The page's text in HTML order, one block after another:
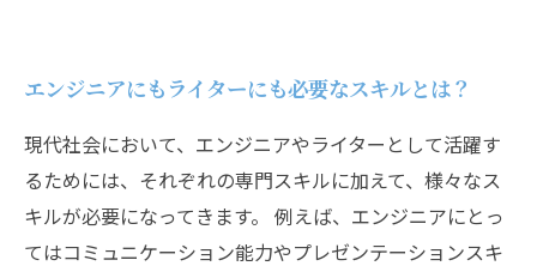
エンジニアにもライターにも必要なスキルとは？
現代社会において、エンジニアやライターとして活躍す
るためには、それぞれの専門スキルに加えて、様々なス
キルが必要になってきます。 例えば、エンジニアにとっ
てはコミュニケーション能力やプレゼンテーションスキ